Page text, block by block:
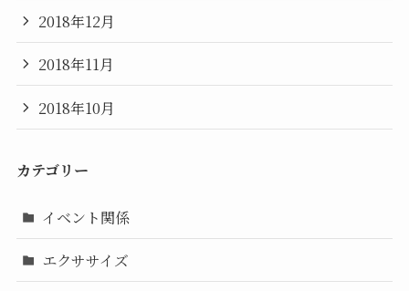
2018年12月
2018年11月
2018年10月
カテゴリー
イベント関係
エクササイズ